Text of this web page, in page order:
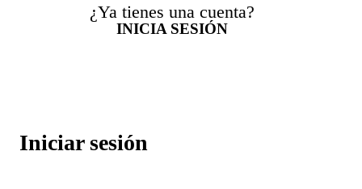
¿Ya tienes una cuenta?
INICIA SESIÓN
Iniciar sesión